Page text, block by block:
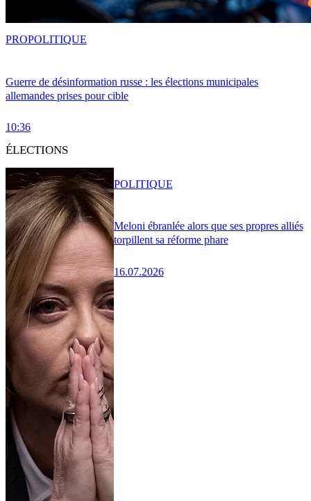
Guerre de désinformation russe : les élections municipales
allemandes prises pour cible
10:36
PROPOLITIQUE
ÉLECTIONS
Meloni ébranlée alors que ses propres alliés
torpillent sa réforme phare
16.07.2026
POLITIQUE